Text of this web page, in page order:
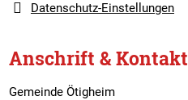
Datenschutz-Einstellungen
Anschrift & Kontakt
Gemeinde Ötigheim